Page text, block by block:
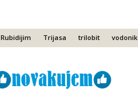
Rubidijim Trijasa trilobit vodonik